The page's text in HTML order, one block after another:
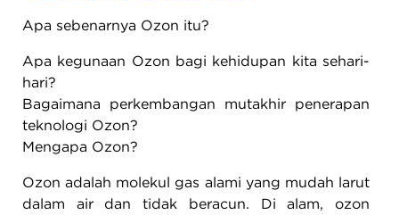
Apa sebenarnya Ozon itu?
Apa kegunaan Ozon bagi kehidupan kita sehari-
hari?
Bagaimana perkembangan mutakhir penerapan
teknologi Ozon?
Mengapa Ozon?
Ozon adalah molekul gas alami yang mudah larut
dalam air dan tidak beracun. Di alam, ozon